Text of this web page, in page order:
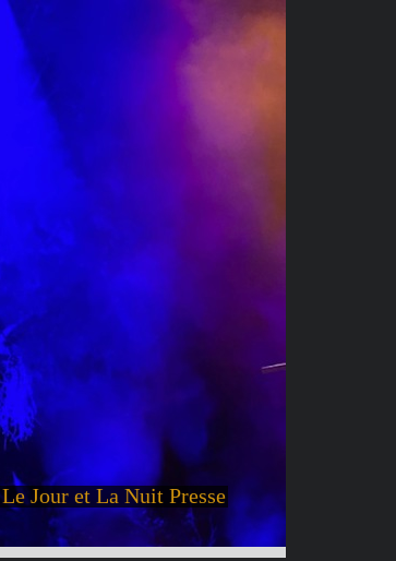
Le Jour et La Nuit Presse